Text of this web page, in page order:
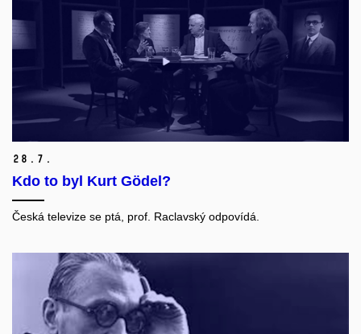
28. 7.
Kdo to byl Kurt Gödel?
Česká televize se ptá, prof. Raclavský odpovídá.